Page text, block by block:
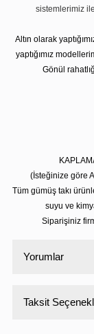
sistemlerimiz
Altın olarak
yaptığımız
Gönül
(İsteğinize göre
Tüm gümüş takı
suyu ve
Siparişiniz
Yorumlar
Taksit